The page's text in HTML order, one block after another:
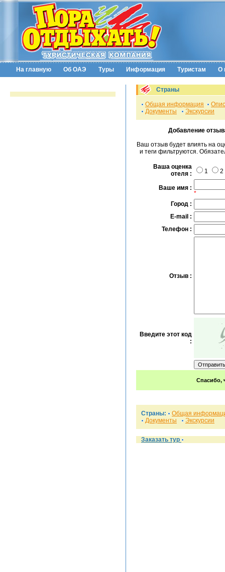
На главную Об ОАЭ Туры Информация Туристам О
Страны
Общая информация
Документы
Экскурсии
Добавление
Ваш отзыв будет влиять на
и теги фильтруются.
Ваша оценка
отеля :
1 2
Ваше имя :
*
Город :
E-mail :
Телефон :
Отзыв :
Введите этот код
:
Спасибо,
Страны:
Общая
Документы
Экскурсии
Заказать тур